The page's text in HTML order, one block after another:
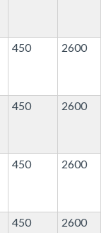
450 2600
450 2600
450 2600
450 2600